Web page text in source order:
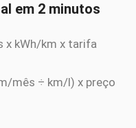
em 2 minutos
x kWh/km x tarifa
mês ÷ km/l) x preço